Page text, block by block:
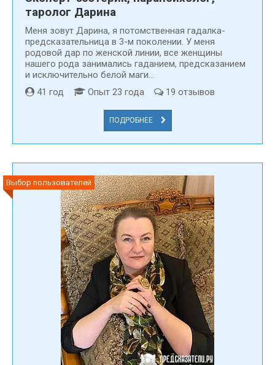
Для гадания онлайн на нашем сайте вы можете найти
контактные данные гадалки, ясновидящей или
экстрасенса в Костроме. Одарённые специалисты
оказывают разностороннюю помощь, используя самые
разнообразные методики гадания. Какой способ выбрать
– решать только вам! Всю необходимую информацию о
проверенной гадалке можно найти в карточке специалиста,
методик гадалки, но и отзывы благодарных клиентов,
телефоны и адреса гадалок в г. Кострома.
таролог Дарина
Меня зовут Дарина, я потомственная гадалка-
предсказательница в 3-м поколении. У меня
родовой дар по женской линии, все женщины
нашего рода занимались гаданием, предсказанием
и исключительно белой маги...
41 год
Опыт 23 года 19 отзывов
ПОДРОБНЕЕ
Выбор пользователей